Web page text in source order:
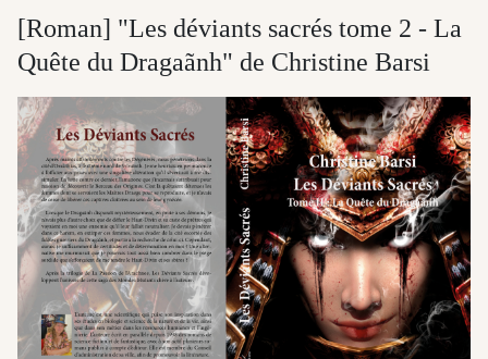
[Roman] "Les déviants sacrés tome 2 - La
Quête du Dragaãnh" de Christine Barsi